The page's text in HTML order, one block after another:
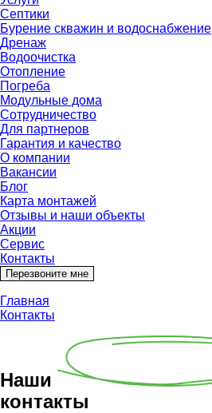
Септики
Бурение скважин и водоснабжение
Дренаж
Водоочистка
Отопление
Погреба
Модульные дома
Сотрудничество
Для партнеров
Гарантия и качество
О компании
Вакансии
Блог
Карта монтажей
Отзывы и наши объекты
Акции
Сервис
Контакты
Перезвоните мне
Главная
Контакты
Наши
контакты